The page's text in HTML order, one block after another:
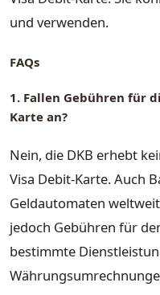
und verwenden.
FAQs
1. Fallen Gebühren für
Karte an?
Nein, die DKB erhebt
Visa Debit-Karte. Auch
Geldautomaten
jedoch Gebühren für
bestimmte